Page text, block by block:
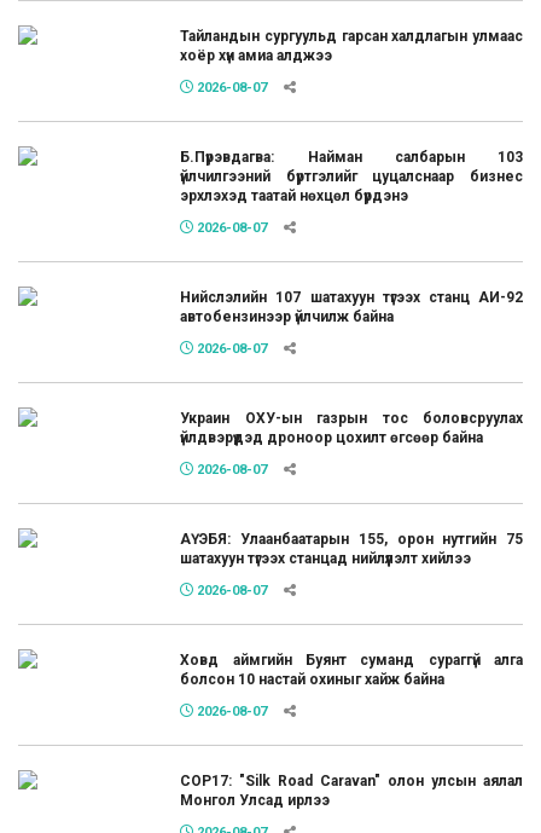
Тайландын сургуульд гарсан халдлагын улмаас
хоёр хүн амиа алджээ
2026-08-07
Б.Пүрэвдагва: Найман салбарын 103
үйлчилгээний бүртгэлийг цуцалснаар бизнес
эрхлэхэд таатай нөхцөл бүрдэнэ
2026-08-07
Нийслэлийн 107 шатахуун түгээх станц АИ-92
автобензинээр үйлчилж байна
2026-08-07
Украин ОХУ-ын газрын тос боловсруулах
үйлдвэрүүдэд дроноор цохилт өгсөөр байна
2026-08-07
АҮЭБЯ: Улаанбаатарын 155, орон нутгийн 75
шатахуун түгээх станцад нийлүүлэлт хийлээ
2026-08-07
Ховд аймгийн Буянт суманд сураггүй алга
болсон 10 настай охиныг хайж байна
2026-08-07
COP17: "Silk Road Caravan" олон улсын аялал
Монгол Улсад ирлээ